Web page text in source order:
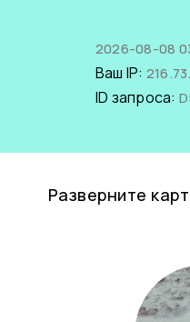
2026-08-08
Ваш IP:
ID запроса:
Разверните